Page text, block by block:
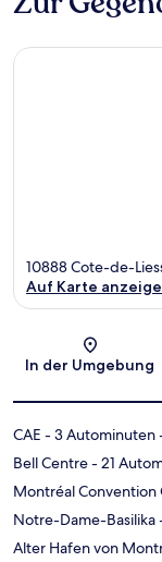
10888 Cote-de-
Auf Karte
In der Umgebung
CAE - 3 Autominuten
Bell Centre- 21
Montréal Convention
Notre-Dame-Basilika
Alter Hafen von